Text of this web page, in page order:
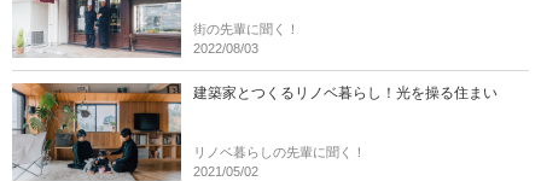
街の先輩に聞く！
2022/08/03
建築家とつくるリノベ暮らし！光を操る住まい
リノベ暮らしの先輩に聞く！
2021/05/02